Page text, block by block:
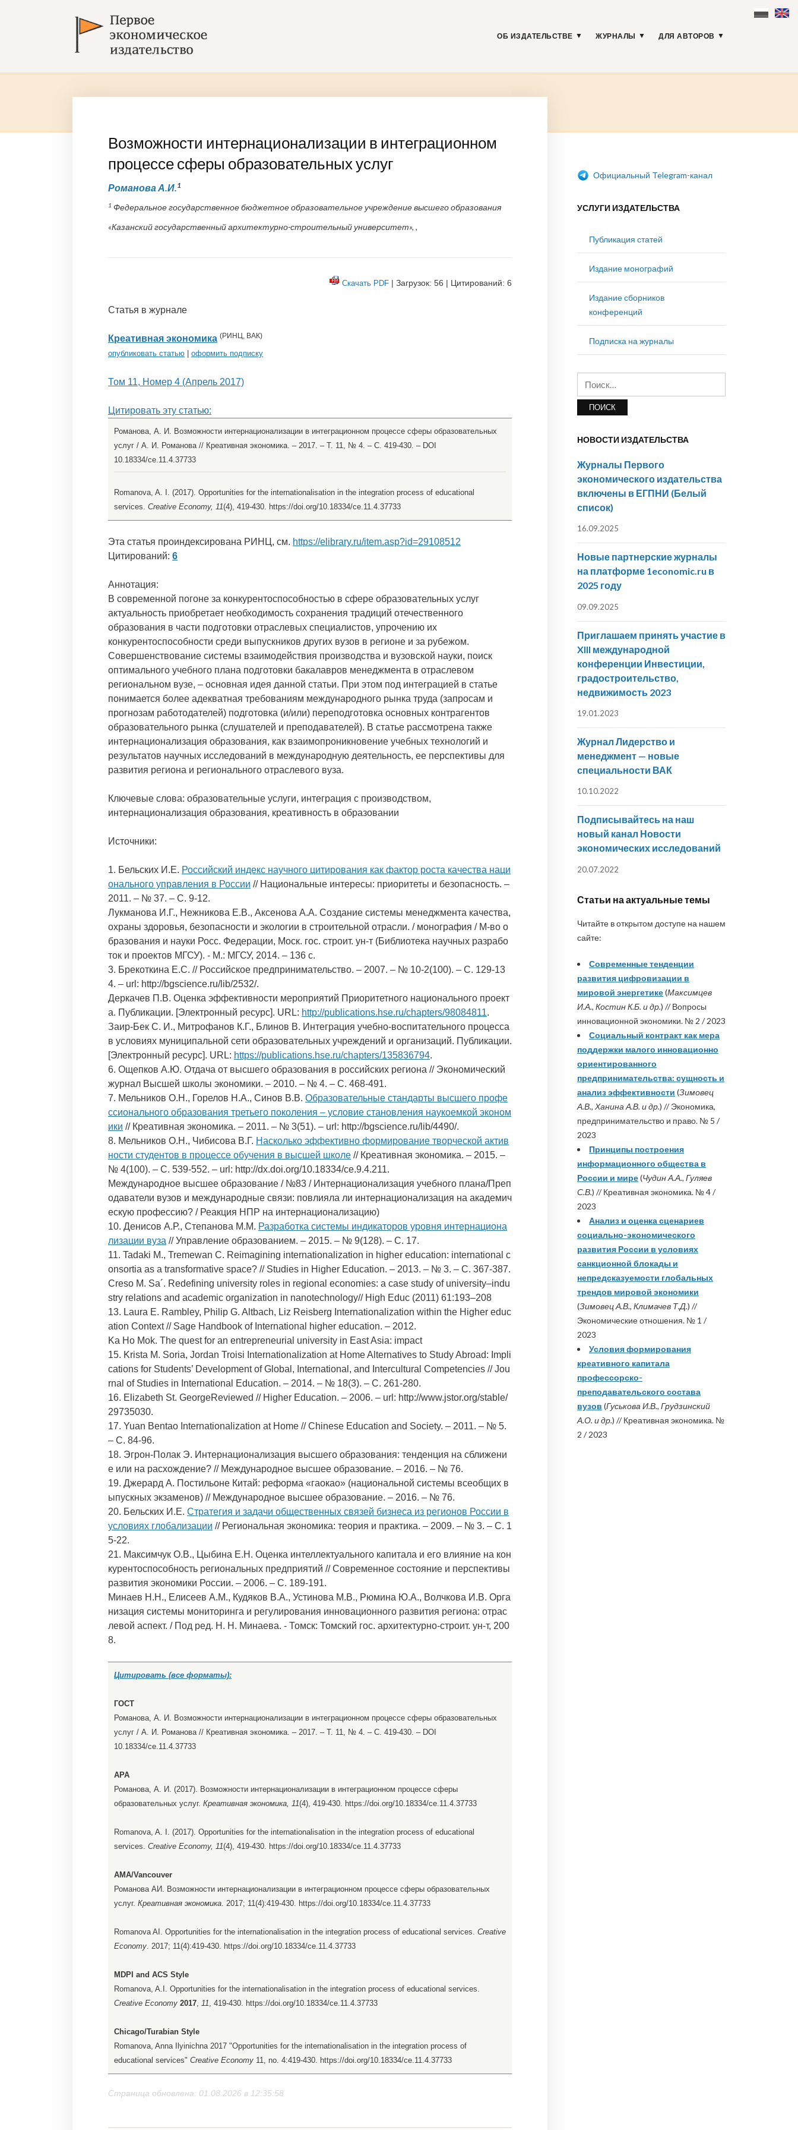
ОБ ИЗДАТЕЛЬСТВЕ ЖУРНАЛЫ ДЛЯ АВТОРОВ
Возможности интернационализации в интеграционном
процессе сферы образовательных услуг
Романова А.И.1
1 Федеральное государственное бюджетное образовательное учреждение высшего образования
«Казанский государственный архитектурно-строительный университет», ,
Скачать PDF | Загрузок: 56 | Цитирований: 6
Статья в журнале
Креативная экономика (РИНЦ, ВАК)
опубликовать статью оформить подписку
Том 11, Номер 4 (Апрель 2017)
Цитировать эту статью:
Романова, А. И. Возможности интернационализации в интеграционном процессе сферы образовательных
услуг / А. И. Романова // Креативная экономика. – 2017. – Т. 11, № 4. – С. 419-430. – DOI
10.18334/ce.11.4.37733
Romanova, A. I. (2017). Opportunities for the internationalisation in the integration process of educational
services. Creative Economy, 11(4), 419-430. https://doi.org/10.18334/ce.11.4.37733
Эта статья проиндексирована РИНЦ, см. https://elibrary.ru/item.asp?id=29108512
Цитирований: 6
Аннотация:
В современной погоне за конкурентоспособностью в сфере образовательных услуг
актуальность приобретает необходимость сохранения традиций отечественного
образования в части подготовки отраслевых специалистов, упрочению их
конкурентоспособности среди выпускников других вузов в регионе и за рубежом.
Совершенствование системы взаимодействия производства и вузовской науки, поиск
оптимального учебного плана подготовки бакалавров менеджмента в отраслевом
региональном вузе, – основная идея данной статьи. При этом под интеграцией в статье
понимается более адекватная требованиям международного рынка труда (запросам и
прогнозам работодателей) подготовка (и/или) переподготовка основных контрагентов
образовательного рынка (слушателей и преподавателей). В статье рассмотрена также
интернационализация образования, как взаимопроникновение учебных технологий и
результатов научных исследований в международную деятельность, ее перспективы для
развития региона и регионального отраслевого вуза.
Ключевые слова: образовательные услуги, интеграция с производством,
интернационализация образования, креативность в образовании
Источники:
1. Бельских И.Е. Российский индекс научного цитирования как фактор роста качества наци
онального управления в России // Национальные интересы: приоритеты и безопасность. –
2011. – № 37. – С. 9-12.
Лукманова И.Г., Нежникова Е.В., Аксенова А.А. Создание системы менеджмента качества,
охраны здоровья, безопасности и экологии в строительной отрасли. / монография / М-во о
бразования и науки Росс. Федерации, Моск. гос. строит. ун-т (Библиотека научных разрабо
ток и проектов МГСУ). - М.: МГСУ, 2014. – 136 с.
3. Брекоткина Е.С. // Российское предпринимательство. – 2007. – № 10-2(100). – С. 129-13
4. – url: http://bgscience.ru/lib/2532/.
Деркачев П.В. Оценка эффективности мероприятий Приоритетного национального проект
а. Публикации. [Электронный ресурс]. URL: http://publications.hse.ru/chapters/98084811.
Заир-Бек С. И., Митрофанов К.Г., Блинов В. Интеграция учебно-воспитательного процесса
в условиях муниципальной сети образовательных учреждений и организаций. Публикации.
[Электронный ресурс]. URL: https://publications.hse.ru/chapters/135836794.
6. Ощепков А.Ю. Отдача от высшего образования в российских региона // Экономический
журнал Высшей школы экономики. – 2010. – № 4. – С. 468-491.
7. Мельников О.Н., Горелов Н.А., Синов В.В. Образовательные стандарты высшего профе
ссионального образования третьего поколения – условие становления наукоемкой эконом
ики // Креативная экономика. – 2011. – № 3(51). – url: http://bgscience.ru/lib/4490/.
8. Мельников О.Н., Чибисова В.Г. Насколько эффективно формирование творческой актив
ности студентов в процессе обучения в высшей школе // Креативная экономика. – 2015. –
№ 4(100). – С. 539-552. – url: http://dx.doi.org/10.18334/ce.9.4.211.
Международное высшее образование / №83 / Интернационализация учебного плана/Преп
одаватели вузов и международные связи: повлияла ли интернационализация на академич
ескую профессию? / Реакция НПР на интернационализацию)
10. Денисов А.Р., Степанова М.М. Разработка системы индикаторов уровня интернациона
лизации вуза // Управление образованием. – 2015. – № 9(128). – С. 17.
11. Tadaki M., Tremewan C. Reimagining internationalization in higher education: international c
onsortia as a transformative space? // Studies in Higher Education. – 2013. – № 3. – С. 367-387.
Creso M. Sa´. Redefining university roles in regional economies: a case study of university–indu
stry relations and academic organization in nanotechnology// High Educ (2011) 61:193–208
13. Laura E. Rambley, Philip G. Altbach, Liz Reisberg Internationalization within the Higher educ
ation Context // Sage Handbook of International higher education. – 2012.
Ka Ho Mok. The quest for an entrepreneurial university in East Asia: impact
15. Krista M. Soria, Jordan Troisi Internationalization at Home Alternatives to Study Abroad: Impli
cations for Students’ Development of Global, International, and Intercultural Competencies // Jou
rnal of Studies in International Education. – 2014. – № 18(3). – С. 261-280.
16. Elizabeth St. GeorgeReviewed // Higher Education. – 2006. – url: http://www.jstor.org/stable/
29735030.
17. Yuan Bentao Internationalization at Home // Chinese Education and Society. – 2011. – № 5.
– С. 84-96.
18. Эгрон-Полак Э. Интернационализация высшего образования: тенденция на сближени
е или на расхождение? // Международное высшее образование. – 2016. – № 76.
19. Джерард А. Постильоне Китай: реформа «гаокао» (национальной системы всеобщих в
ыпускных экзаменов) // Международное высшее образование. – 2016. – № 76.
20. Бельских И.Е. Стратегия и задачи общественных связей бизнеса из регионов России в
условиях глобализации // Региональная экономика: теория и практика. – 2009. – № 3. – С. 1
5-22.
21. Максимчук О.В., Цыбина Е.Н. Оценка интеллектуального капитала и его влияние на кон
курентоспособность региональных предприятий // Современное состояние и перспективы
развития экономики России. – 2006. – С. 189-191.
Минаев Н.Н., Елисеев А.М., Кудяков В.А., Устинова М.В., Рюмина Ю.А., Волчкова И.В. Орга
низация системы мониторинга и регулирования инновационного развития региона: отрас
левой аспект. / Под ред. Н. Н. Минаева. - Томск: Томский гос. архитектурно-строит. ун-т, 200
8.
Цитировать (все форматы):
ГОСТ
Романова, А. И. Возможности интернационализации в интеграционном процессе сферы образовательных
услуг / А. И. Романова // Креативная экономика. – 2017. – Т. 11, № 4. – С. 419-430. – DOI
10.18334/ce.11.4.37733
APA
Романова, А. И. (2017). Возможности интернационализации в интеграционном процессе сферы
образовательных услуг. Креативная экономика, 11(4), 419-430. https://doi.org/10.18334/ce.11.4.37733
Romanova, A. I. (2017). Opportunities for the internationalisation in the integration process of educational
services. Creative Economy, 11(4), 419-430. https://doi.org/10.18334/ce.11.4.37733
AMA/Vancouver
Романова АИ. Возможности интернационализации в интеграционном процессе сферы образовательных
услуг. Креативная экономика. 2017; 11(4):419-430. https://doi.org/10.18334/ce.11.4.37733
Romanova AI. Opportunities for the internationalisation in the integration process of educational services. Creative
Economy. 2017; 11(4):419-430. https://doi.org/10.18334/ce.11.4.37733
MDPI and ACS Style
Romanova, A.I. Opportunities for the internationalisation in the integration process of educational services.
Creative Economy 2017, 11, 419-430. https://doi.org/10.18334/ce.11.4.37733
Chicago/Turabian Style
Romanova, Anna Ilyinichna 2017 "Opportunities for the internationalisation in the integration process of
educational services" Creative Economy 11, no. 4:419-430. https://doi.org/10.18334/ce.11.4.37733
Страница обновлена: 01.08.2026 в 12:35:58
Официальный Telegram-канал
УСЛУГИ ИЗДАТЕЛЬСТВА
Публикация статей
Издание монографий
Издание сборников
конференций
Подписка на журналы
НОВОСТИ ИЗДАТЕЛЬСТВА
Журналы Первого
экономического издательства
включены в ЕГПНИ (Белый
список)
16.09.2025
Новые партнерские журналы
на платформе 1economic.ru в
2025 году
09.09.2025
Приглашаем принять участие в
XIII международной
конференции Инвестиции,
градостроительство,
недвижимость 2023
19.01.2023
Журнал Лидерство и
менеджмент — новые
специальности ВАК
10.10.2022
Подписывайтесь на наш
новый канал Новости
экономических исследований
20.07.2022
Статьи на актуальные темы
Читайте в открытом доступе на нашем
сайте:
Современные тенденции
развития цифровизации в
мировой энергетике(Максимцев
И.А., Костин К.Б. и др.) // Вопросы
инновационной экономики. № 2 / 2023
Социальный контракт как мера
поддержки малого инновационно
ориентированного
предпринимательства: сущность и
анализ эффективности (Зимовец
А.В., Ханина А.В. и др.) // Экономика,
предпринимательство и право. № 5 /
2023
Принципы построения
информационного общества в
России и мире(Чудин А.А., Гуляев
С.В.) // Креативная экономика. № 4 /
2023
Анализ и оценка сценариев
социально-экономического
развития России в условиях
санкционной блокады и
непредсказуемости глобальных
трендов мировой экономики
(Зимовец А.В., Климачев Т.Д.) //
Экономические отношения. № 1 /
2023
Условия формирования
креативного капитала
профессорско-
преподавательского состава
вузов (Гуськова И.В., Грудзинский
А.О. и др.) // Креативная экономика. №
2 / 2023